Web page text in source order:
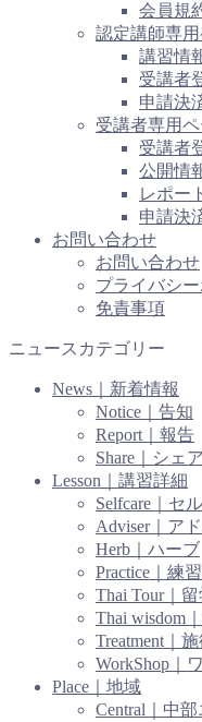
会員規
認定講師専
講習情
受講者
申請決
受講者専用
受講者
公開情
レポー
申請決
お問い合わせ
お問い合わせ
プライバシ
免責事項
ニュースカテゴリー
News｜新着情報
Notice｜告知
Report｜報告
Share｜シェア
Lesson｜講習詳細
Selfcare｜セ
Adviser｜ア
Herb｜ハーブ
Practice｜練
Thai Tour｜留
Thai wisdom
Treatment｜
WorkShop｜
Place｜地域
Central｜中